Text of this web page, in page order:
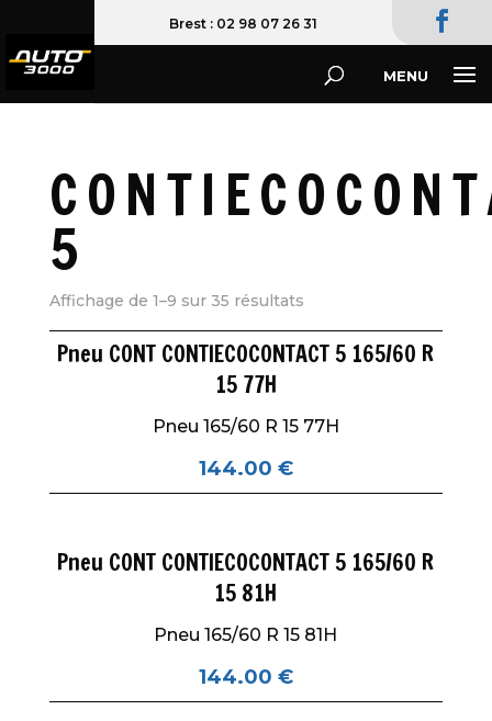
02 98 07 26 31
5
Affichage de 1–9 sur 35 résultats
Pneu CONT CONTIECOCONTACT 5 165/60 R
15 77H
Pneu 165/60 R 15 77H
144.00 €
Pneu CONT CONTIECOCONTACT 5 165/60 R
15 81H
Pneu 165/60 R 15 81H
144.00 €